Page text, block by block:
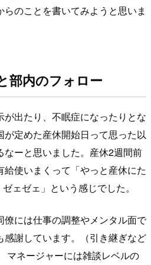
のことを書いてみようと思いま
部内のフォロー
出たり、不眠症になったりとな
定めた産休開始日って思った以
ーと思いました。産休2週間前
使いまくって「やっと産休にた
ェゼェ」という感じでした。
僚には仕事の調整やメンタル面で
感謝しています。（引き継ぎなど
マネージャーには雑談レベルの